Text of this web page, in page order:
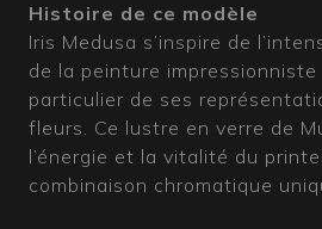
Histoire de ce modèle
Iris Medusa s’inspire de
de la peinture impressionniste
particulier de ses
fleurs. Ce lustre en verre de
l’énergie et la vitalité du
combinaison chromatique